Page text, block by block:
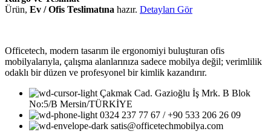
Ürün, Ev / Ofis Teslimatına hazır. Detayları Gör
Officetech, modern tasarım ile ergonomiyi buluşturan ofis
mobilyalarıyla, çalışma alanlarınıza sadece mobilya değil; verimlilik
odaklı bir düzen ve profesyonel bir kimlik kazandırır.
Çakmak Cad. Gazioğlu İş Mrk. B Blok
No:5/B Mersin/TÜRKİYE
0324 237 77 67 / +90 533 206 26 09
satis@officetechmobilya.com